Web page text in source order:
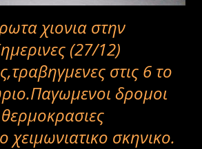
χιονια στην
(27/12)
στις 6 το
δρομοι
χειμωνιατικο σκηνικο.